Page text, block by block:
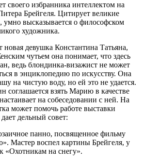
своего избранника интеллектом на
Брейгеля. Цитирует великие
умно высказывается о философском
художника.
новая девушка Константина Татьяна,
чутьем она понимает, что здесь
ведь блондинка-визажист не может
в энциклопедию по искусству. Она
на чистую воду, но ей это не удается.
соглашается взять Марию в качестве
на собеседовании с ней. На
может помочь работе выставки
дельный совет:
панно, посвященное фильму
Мастер воспел картины Брейгеля, у
«Охотникам на снегу».